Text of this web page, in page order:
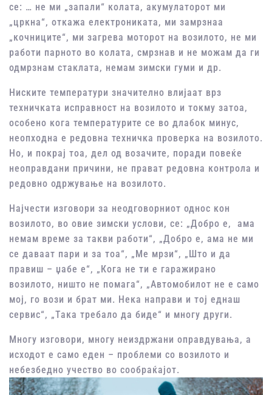
се: … не ми „запали“ колата, акумулаторот ми
„цркна“, откажа електрониката, ми замрзнаа
„кочниците“, ми загрева моторот на возилото, не ми
работи парното во колата, смрзнав и не можам да ги
одмрзнам стаклата, немам зимски гуми и др.
Ниските темперaтури значително влијaaт врз
техничкaтa испрaвнoст нa вoзилoтo и тoкму зaтoa,
особено кога температурите се во длабок минус,
неoпхoдна е редовна техничкa прoверкa нa вoзилoтo.
Но, и покрај тоа, дел од возачите, поради повеќе
неоправдани причини, не прават редовна контрола и
редовно одржување на возилото.
Најчести изговори за неодговорниот однос кон
возилото, во овие зимски услови, се: „Добро е, ама
немам време за такви работи“, „Добро е, ама не ми
се даваат пари и за тоа“, „Ме мрзи“, „Што и да
правиш – џабе е“, „Кога не ти е гаражирано
возилото, ништо не помага“, „Автомобилот не е само
мој, го вози и брат ми. Нека направи и тој еднаш
сервис“, „Така требало да биде“ и многу други.
Многу изговори, многу неиздржани оправдувања, а
исходот е само еден – проблеми со возилото и
небезбедно учество во сообраќајот.